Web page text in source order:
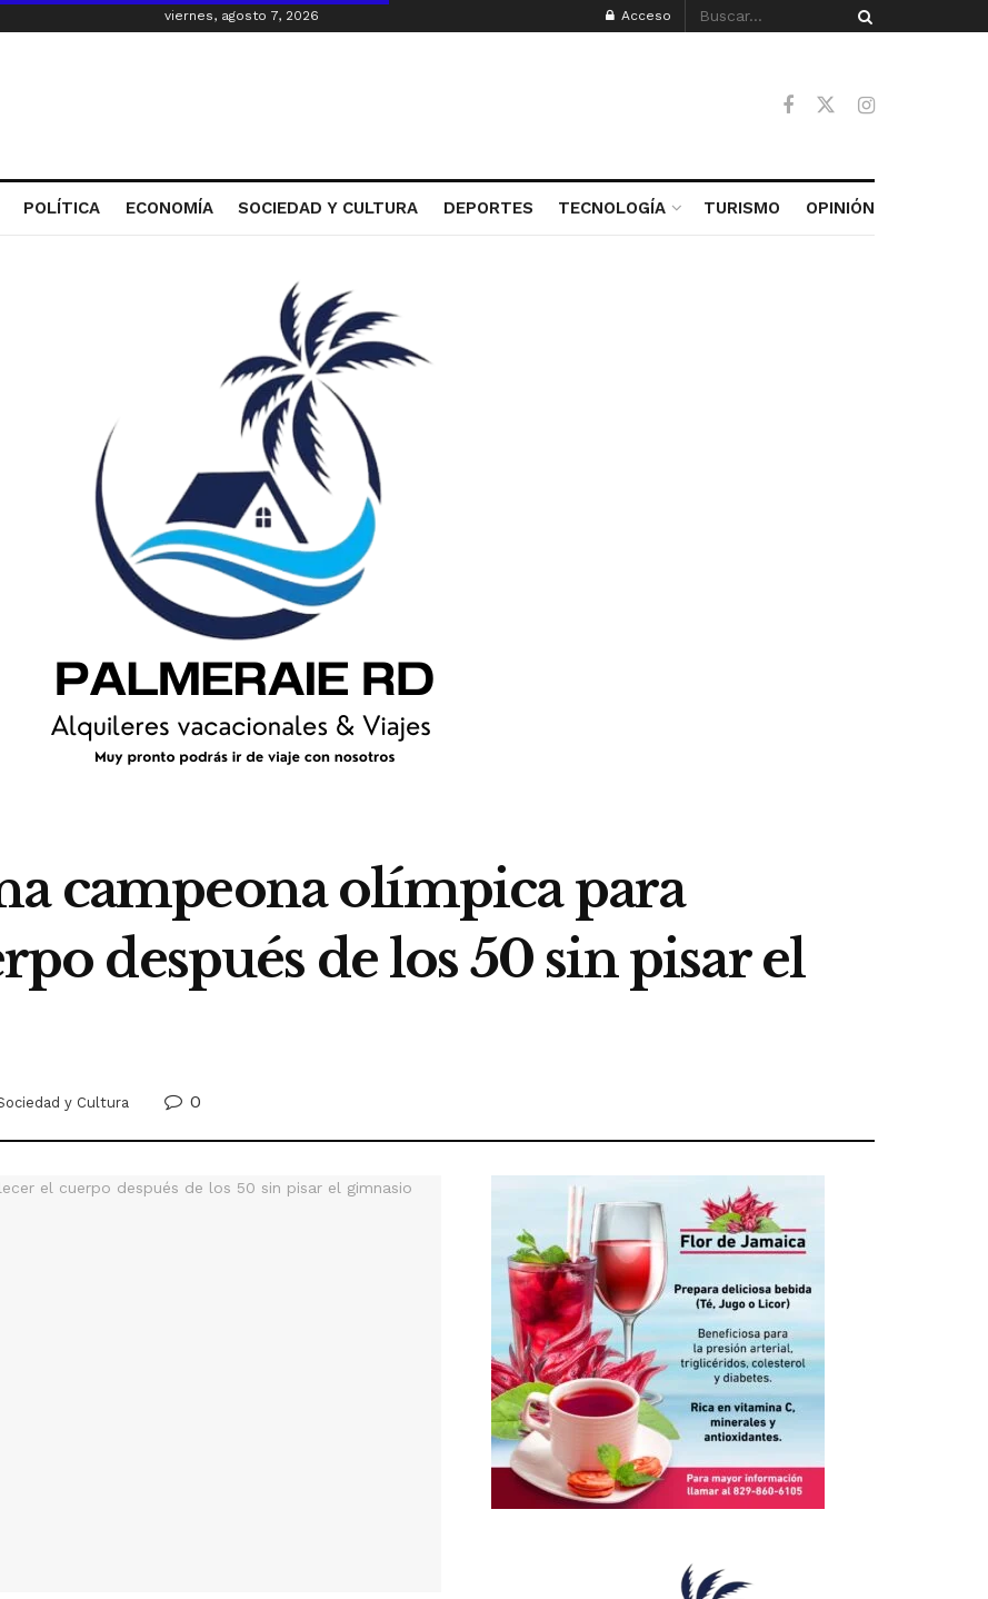
viernes, agosto 7, 2026 Acceso
POLÍTICA ECONOMÍA SOCIEDAD Y CULTURA DEPORTES TECNOLOGÍA TURISMO OPINIÓN
campeona olímpica para
después de los 50 sin pisar el
y Cultura 0